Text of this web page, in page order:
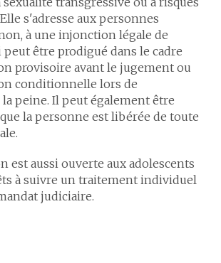
s'adresse aux personnes
à une injonction légale de
peut être prodigué dans le cadre
provisoire avant le jugement ou
conditionnelle lors de
peine. Il peut également être
la personne est libérée de toute
est aussi ouverte aux adolescents
à suivre un traitement individuel
judiciaire.